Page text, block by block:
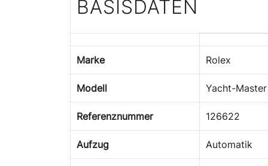
BASISDATEN
Marke Rolex
Modell Yacht-
Referenznummer 126622
Aufzug Automatik